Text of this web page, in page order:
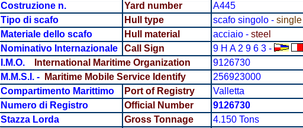
Costruzione n.
Yard number
A445
Tipo di scafo
Hull type scafo singolo - single
Materiale dello scafo
Hull material acciaio - steel
Nominativo Internazionale
Call Sign
9 H A 2 9 6 3 -
I.M.O.
International Maritime Organization
9126730
M.M.S.I. - Maritime Mobile Service Identify
256923000
Compartimento Marittimo
Port of Registry
Valletta
Numero di Registro
Official Number
9126730
Stazza Lorda
Gross Tonnage
4.150 Tons